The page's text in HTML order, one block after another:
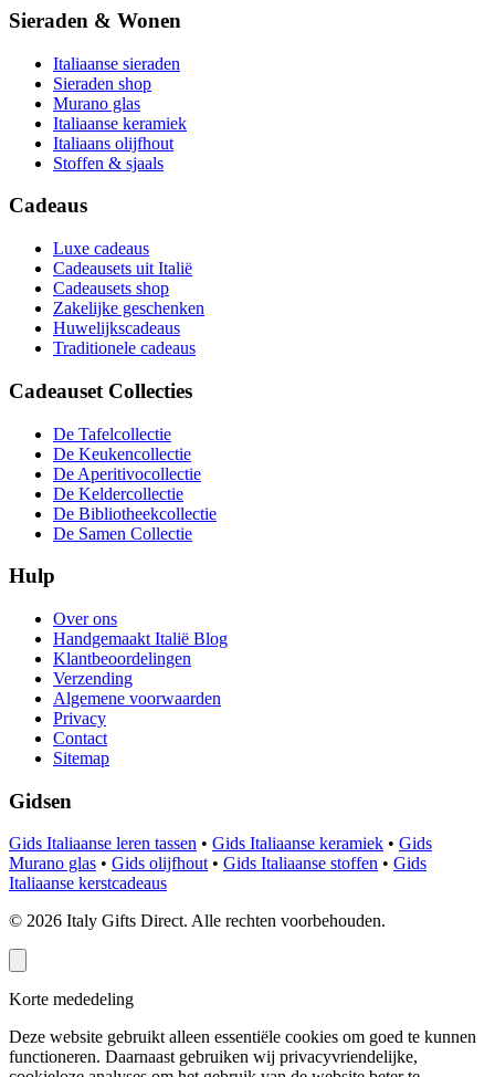
Sieraden & Wonen
Italiaanse sieraden
Sieraden shop
Murano glas
Italiaanse keramiek
Italiaans olijfhout
Stoffen & sjaals
Cadeaus
Luxe cadeaus
Cadeausets uit Italië
Cadeausets shop
Zakelijke geschenken
Huwelijkscadeaus
Traditionele cadeaus
Cadeauset Collecties
De Tafelcollectie
De Keukencollectie
De Aperitivocollectie
De Keldercollectie
De Bibliotheekcollectie
De Samen Collectie
Hulp
Over ons
Handgemaakt Italië Blog
Klantbeoordelingen
Verzending
Algemene voorwaarden
Privacy
Contact
Sitemap
Gidsen
Gids Italiaanse leren tassen • Gids Italiaanse keramiek • Gids
Murano glas • Gids olijfhout • Gids Italiaanse stoffen • Gids
Italiaanse kerstcadeaus
© 2026 Italy Gifts Direct. Alle rechten voorbehouden.
Korte mededeling
Deze website gebruikt alleen essentiële cookies om goed te kunnen
functioneren. Daarnaast gebruiken wij privacyvriendelijke,